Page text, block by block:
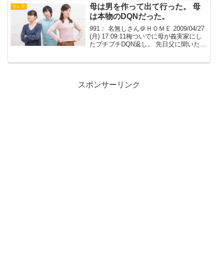
麗な女性だっ...
サレ児
母は男を作って出て行った。 母
は本物のDQNだった。
991： 名無しさん＠ＨＯＭＥ 2009/04/27
(月) 17:09:11梅ついでに母が義実家にし
たプチプチDQN返し。 先日父に聞いたの
スポンサーリンク